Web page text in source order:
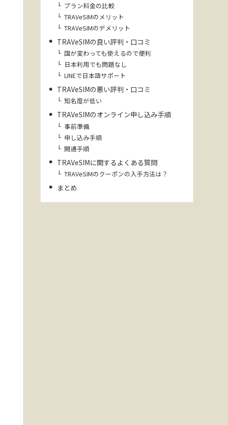
プラン料金の比較
TRAVeSIMのメリット
TRAVeSIMのデメリット
TRAVeSIMの良い評判・口コミ
国が変わっても使えるので便利
日本利用でも問題なし
LINEで日本語サポート
TRAVeSIMの悪い評判・口コミ
知名度が低い
TRAVeSIMのオンライン申し込み手順
事前準備
申し込み手順
開通手順
TRAVeSIMに関するよくある質問
TRAVeSIMのクーポンの入手方法は？
まとめ